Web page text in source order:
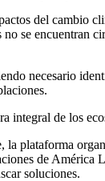
del cambio
se
necesario
integral de los
plataforma
de
soluciones.